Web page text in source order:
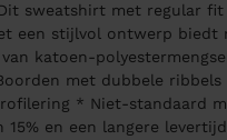
sweatshirt met regular fit
een stijlvol ontwerp biedt
katoen-
met dubbele ribbels
* Niet-standaard
15% en een langere